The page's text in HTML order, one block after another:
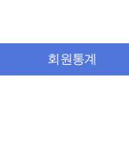
회원통계